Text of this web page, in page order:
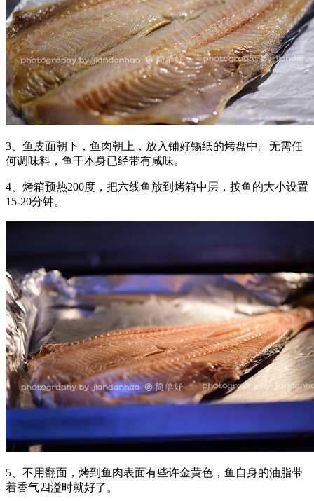
3、鱼皮面朝下，鱼肉朝上，放入铺好锡纸的烤盘中。无需任
何调味料，鱼干本身已经带有咸味。
4、烤箱预热200度，把六线鱼放到烤箱中层，按鱼的大小设置
15-20分钟。
5、不用翻面，烤到鱼肉表面有些许金黄色，鱼自身的油脂带
着香气四溢时就好了。